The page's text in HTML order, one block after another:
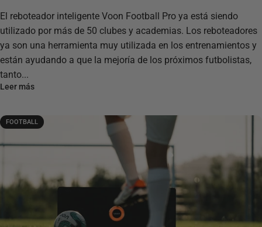
El reboteador inteligente Voon Football Pro ya está siendo
utilizado por más de 50 clubes y academias. Los reboteadores
ya son una herramienta muy utilizada en los entrenamientos y
están ayudando a que la mejoría de los próximos futbolistas,
tanto...
Leer más
FOOTBALL